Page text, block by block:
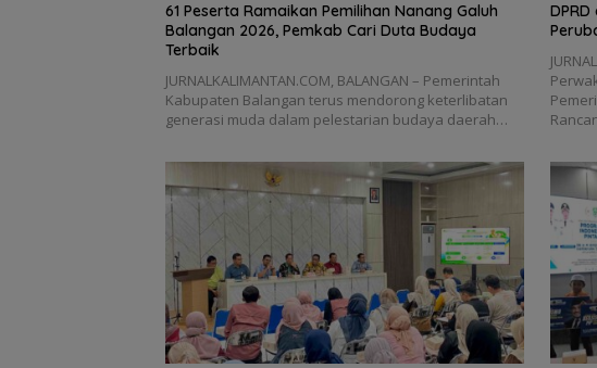
61 Peserta Ramaikan Pemilihan Nanang Galuh
Balangan 2026, Pemkab Cari Duta Budaya
Terbaik
JURNALKALIMANTAN.COM, BALANGAN – Pemerintah
Kabupaten Balangan terus mendorong keterlibatan
generasi muda dalam pelestarian budaya daerah…